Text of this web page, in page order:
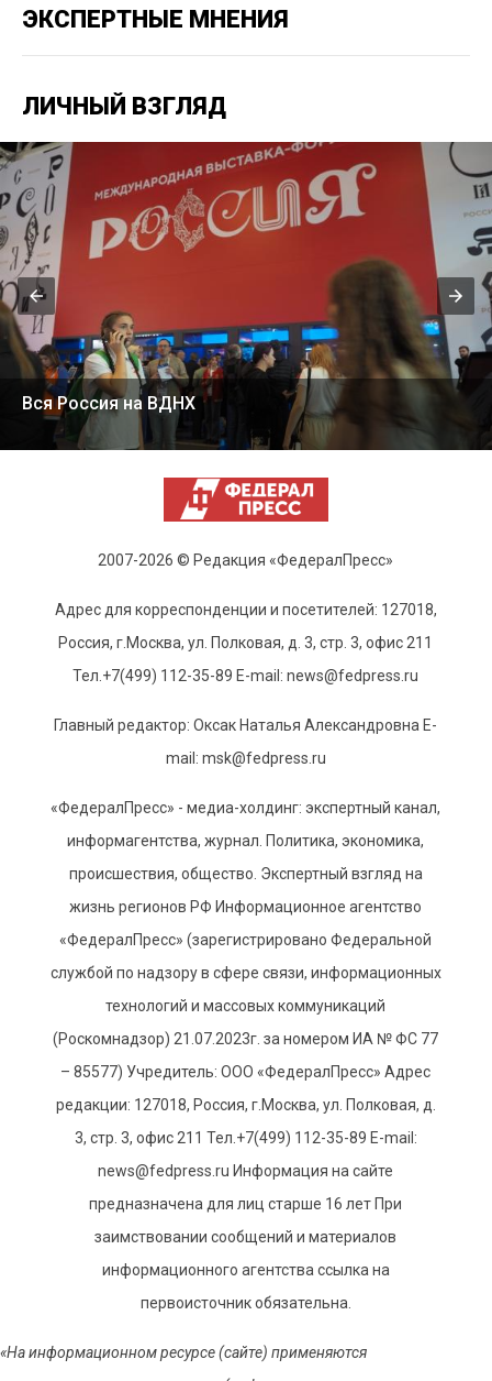
ЭКСПЕРТНЫЕ МНЕНИЯ
ЛИЧНЫЙ ВЗГЛЯД
Вся Россия на ВДНХ
2007-2026 © Редакция «ФедералПресс»
Адрес для корреспонденции и посетителей: 127018,
Россия, г.Москва, ул. Полковая, д. 3, стр. 3, офис 211
Тел.+7(499) 112-35-89 E-mail: news@fedpress.ru
Главный редактор: Оксак Наталья Александровна E-
mail: msk@fedpress.ru
«ФедералПресс» - медиа-холдинг: экспертный канал,
информагентства, журнал. Политика, экономика,
происшествия, общество. Экспертный взгляд на
жизнь регионов РФ Информационное агентство
«ФедералПресс» (зарегистрировано Федеральной
службой по надзору в сфере связи, информационных
технологий и массовых коммуникаций
(Роскомнадзор) 21.07.2023г. за номером ИА № ФС 77
– 85577) Учредитель: ООО «ФедералПресс» Адрес
редакции: 127018, Россия, г.Москва, ул. Полковая, д.
3, стр. 3, офис 211 Тел.+7(499) 112-35-89 E-mail:
news@fedpress.ru Информация на сайте
предназначена для лиц старше 16 лет При
заимствовании сообщений и материалов
информационного агентства ссылка на
первоисточник обязательна.
«На информационном ресурсе (сайте) применяются